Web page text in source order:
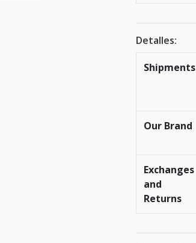
Detalles:
Shipments
Our Brand
Exchanges
and
Returns